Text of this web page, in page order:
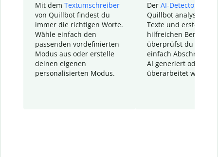
Mit dem Textumschreiber
von Quillbot findest du
immer die richtigen Worte.
Wähle einfach den
passenden vordefinierten
Modus aus oder erstelle
deinen eigenen
personalisierten Modus.
Der AI-Detector
Quillbot analysiert
Texte und erstellt
hilfreichen Bericht.
überprüfst du
einfach Abschnitte,
AI generiert oder
überarbeitet wurden.